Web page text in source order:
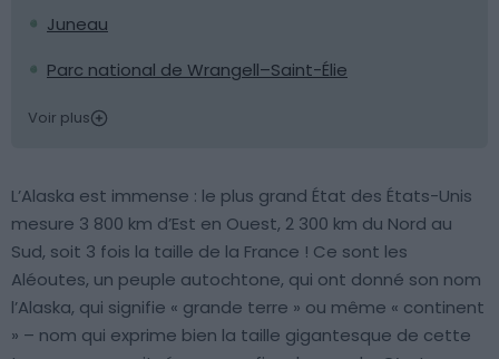
Juneau
Parc national de Wrangell–Saint-Élie
Voir plus
L’Alaska est immense : le plus grand État des États-Unis
mesure 3 800 km d’Est en Ouest, 2 300 km du Nord au
Sud, soit 3 fois la taille de la France ! Ce sont les
Aléoutes, un peuple autochtone, qui ont donné son nom
l’Alaska, qui signifie « grande terre » ou même « continent
» – nom qui exprime bien la taille gigantesque de cette